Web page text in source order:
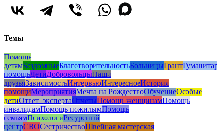
Темы
Помощь
детямБездомныеБлаготворительностьБольницыГрант
помощьДетиДобровольцыНаши
друзьяЗависимостьИнтервьюИнтересноеИстория
помощиМероприятияМечта на РождествоОбучениеОсобые
детиОтвет_экспертаОтчетыПомощь женщинамПомощь
инвалидамПомощь пожилымПомощь
семьямПсихологиРесурсный
центрСВОСестричествоШвейная мастерская